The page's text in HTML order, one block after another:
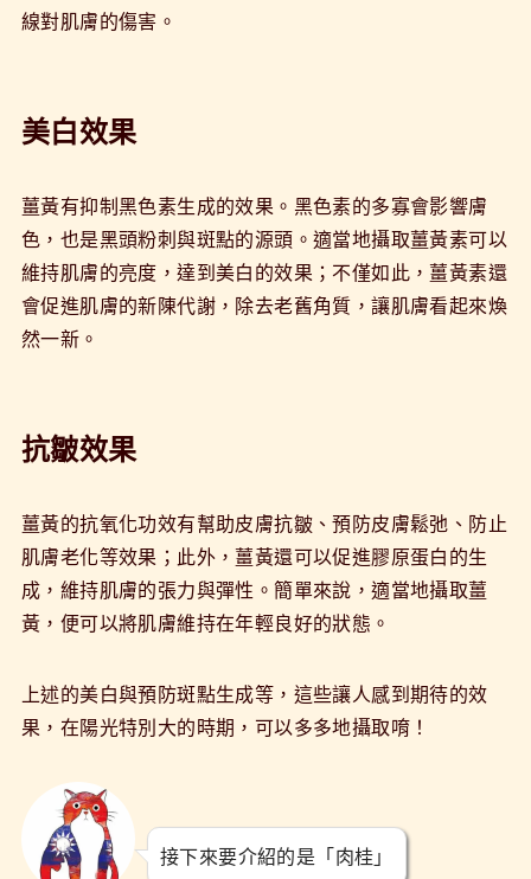
線對肌膚的傷害。
美白效果
薑黃有抑制黑色素生成的效果。黑色素的多寡會影響膚
色，也是黑頭粉刺與斑點的源頭。適當地攝取薑黃素可以
維持肌膚的亮度，達到美白的效果；不僅如此，薑黃素還
會促進肌膚的新陳代謝，除去老舊角質，讓肌膚看起來煥
然一新。
抗皺效果
薑黃的抗氧化功效有幫助皮膚抗皺、預防皮膚鬆弛、防止
肌膚老化等效果；此外，薑黃還可以促進膠原蛋白的生
成，維持肌膚的張力與彈性。簡單來說，適當地攝取薑
黃，便可以將肌膚維持在年輕良好的狀態。
上述的美白與預防斑點生成等，這些讓人感到期待的效
果，在陽光特別大的時期，可以多多地攝取唷！
接下來要介紹的是「肉桂」